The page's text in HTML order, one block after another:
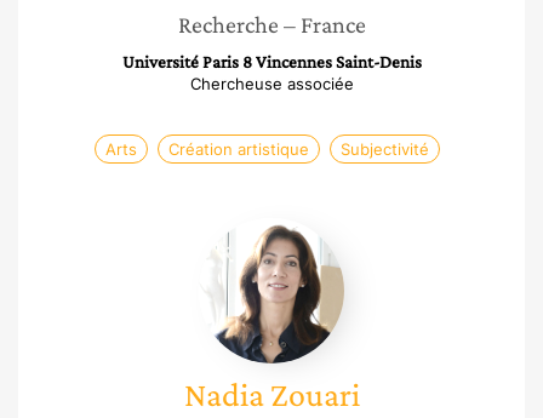
Recherche – France
Université Paris 8 Vincennes Saint-Denis
Chercheuse associée
Arts Création artistique Subjectivité
Nadia
Zouari
Nadia Zouari